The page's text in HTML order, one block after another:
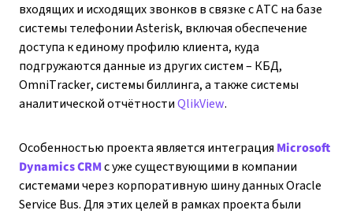
входящих и исходящих звонков в связке с АТС на базе
системы телефонии Asterisk, включая обеспечение
доступа к единому профилю клиента, куда
подгружаются данные из других систем – КБД,
OmniTracker, системы биллинга, а также системы
аналитической отчётностиQlikView.
Особенностью проекта является интеграция Microsoft
Dynamics CRMс уже существующими в компании
системами через корпоративную шину данных Oracle
Service Bus. Для этих целей в рамках проекта были